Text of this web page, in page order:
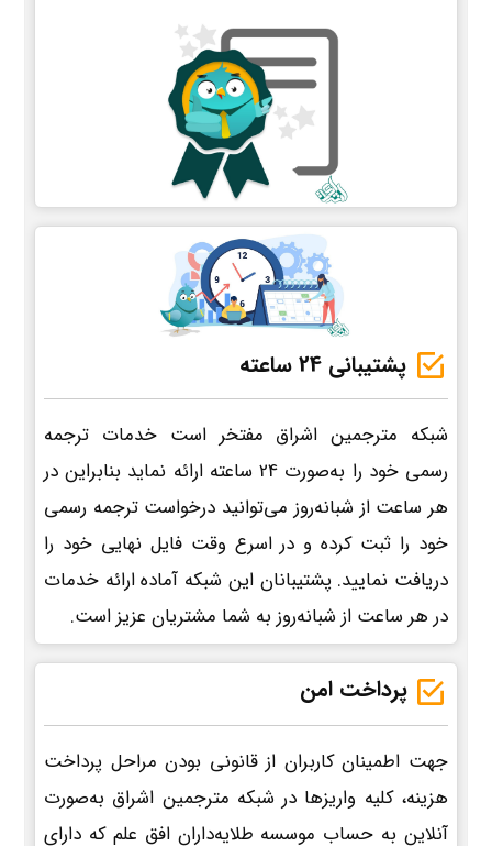
پشتیبانی 24 ساعته
شبکه مترجمین اشراق مفتخر است خدمات ترجمه
رسمی خود را به‌صورت 24 ساعته ارائه نماید بنابراین در
هر ساعت از شبانه‌روز می‌توانید درخواست ترجمه رسمی
خود را ثبت کرده و در اسرع وقت فایل نهایی خود را
دریافت نمایید. پشتیبانان این شبکه آماده ارائه خدمات
در هر ساعت از شبانه‌روز به شما مشتریان عزیز است.
پرداخت امن
جهت اطمینان کاربران از قانونی بودن مراحل پرداخت
هزینه، کلیه واریزها در شبکه مترجمین اشراق به‌صورت
آنلاین به حساب موسسه طلایه‌داران افق علم که دارای